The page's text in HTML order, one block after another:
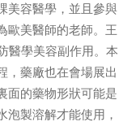
美容醫學，並且參與
歐美醫師的老師。王
醫學美容副作用。本
，藥廠也在會場展出
面的藥物形狀可能是
泡製溶解才能使用，